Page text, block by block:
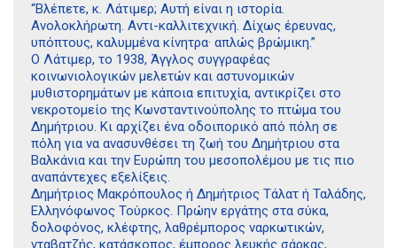
“Βλέπετε, κ. Λάτιμερ; Αυτή είναι η ιστορία.
Ανολοκλήρωτη. Αντι-καλλιτεχνική. Δίχως έρευνας,
υπόπτους, καλυμμένα κίνητρα· απλώς βρώμικη.”
Ο Λάτιμερ, το 1938, Άγγλος συγγραφέας
κοινωνιολογικών μελετών και αστυνομικών
μυθιστορημάτων με κάποια επιτυχία, αντικρίζει στο
νεκροτομείο της Κωνσταντινούπολης το πτώμα του
Δημήτριου. Κι αρχίζει ένα οδοιπορικό από πόλη σε
πόλη για να ανασυνθέσει τη ζωή του Δημήτριου στα
Βαλκάνια και την Ευρώπη του μεσοπολέμου με τις πιο
αναπάντεχες εξελίξεις.
Δημήτριος Μακρόπουλος ή Δημήτριος Τάλατ ή Ταλάδης,
Ελληνόφωνος Τούρκος. Πρώην εργάτης στα σύκα,
δολοφόνος, κλέφτης, λαθρέμπορος ναρκωτικών,
νταβατζής, κατάσκοπος, έμπορος λευκής σάρκας,